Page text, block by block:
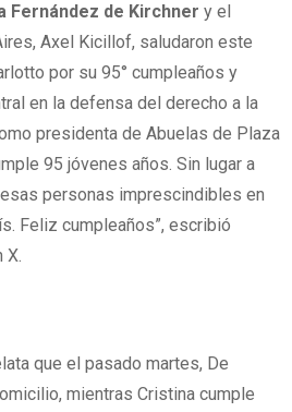
Fernández de Kirchner y el
Axel Kicillof, saludaron este
por su 95° cumpleaños y
en la defensa del derecho a la
presidenta de Abuelas de Plaza
95 jóvenes años. Sin lugar a
personas imprescindibles en
Feliz cumpleaños”, escribió
X.
que el pasado martes, De
mientras Cristina cumple